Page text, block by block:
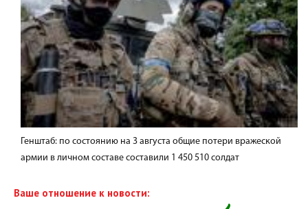
Генштаб: по состоянию на 3 августа общие потери вражеской
армии в личном составе составили 1 450 510 солдат
Ваше отношение к новости: